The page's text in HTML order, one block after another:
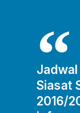
Siasat
2016/